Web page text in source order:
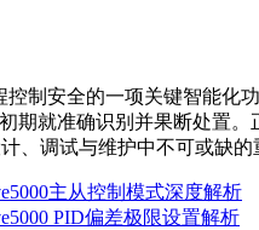
制安全的一项关键智能
期就准确识别并果断处置
、调试与维护中不可或缺的
主从控制模式深度解析
PID偏差极限设置解析